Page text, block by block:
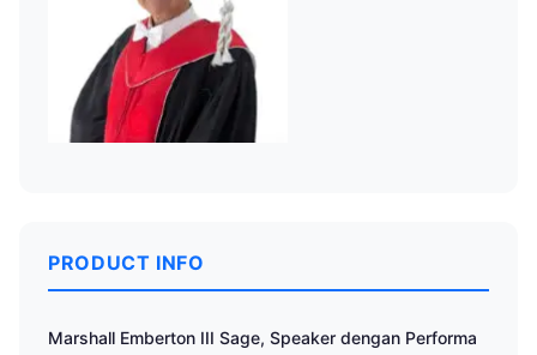
PRODUCT INFO
Marshall Emberton III Sage, Speaker dengan Performa